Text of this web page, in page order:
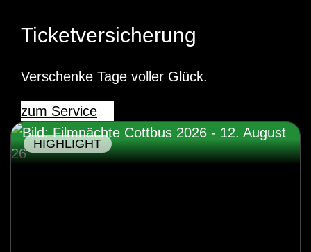
Ticketversicherung
Verschenke Tage voller Glück.
zum Service
HIGHLIGHT